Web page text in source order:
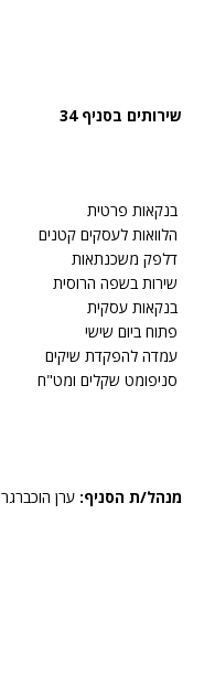
שירותים בסניף 34
בנקאות פרטית
הלוואות לעסקים קטנים
דלפק משכנתאות
שירות בשפה הרוסית
בנקאות עסקית
פתוח ביום שישי
עמדה להפקדת שיקים
סניפומט שקלים ומט"ח
מנהל/ת הסניף: ערן הוכברגר